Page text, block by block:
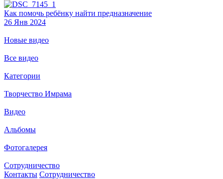
Как помочь ребёнку найти предназначение
26 Янв 2024
Новые видео
Все видео
Категории
Творчество Имрама
Видео
Альбомы
Фотогалерея
Сотрудничество
Контакты Сотрудничество